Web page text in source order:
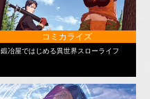
コミカライズ
鍛冶屋ではじめる異世界スローライフ